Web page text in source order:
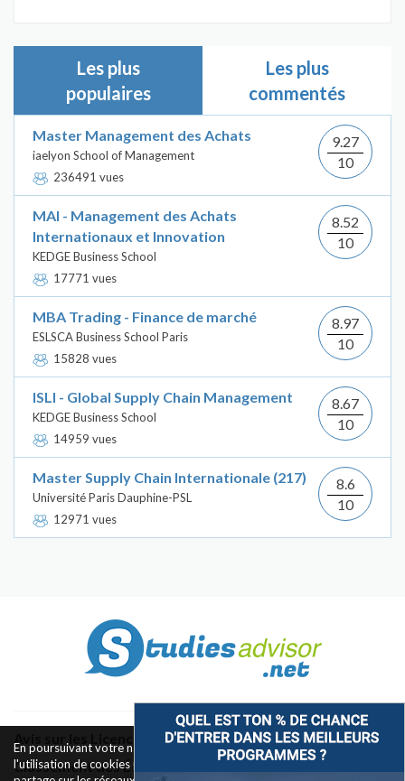
Les plus
populaires
Les plus
commentés
Master Management des Achats
iaelyon School of Management
236491 vues
9.27
10
MAI - Management des Achats
Internationaux et Innovation
KEDGE Business School
17771 vues
8.52
10
MBA Trading - Finance de marché
ESLSCA Business School Paris
15828 vues
8.97
10
ISLI - Global Supply Chain Management
KEDGE Business School
14959 vues
8.67
10
Master Supply Chain Internationale (217)
Université Paris Dauphine-PSL
12971 vues
8.6
10
Avis sur les Licences & Bachelors
Classement des Écoles
En poursuivant votre navigation sur ce site, vous acceptez
l'utilisation de cookies pour le fonctionnement des boutons de